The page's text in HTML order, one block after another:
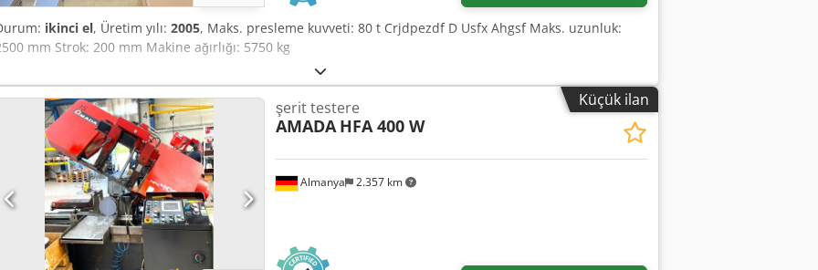
ikinci el, Üretim yılı: 2005, Maks. presleme kuvveti: 80 t Crjdpezdf D Usfx Ahgsf Maks. uzunluk:
mm Strok: 200 mm Makine ağırlığı: 5750 kg
Küçük ilan
Almanya 2.357 km
şerit testere
AMADA HFA 400 W